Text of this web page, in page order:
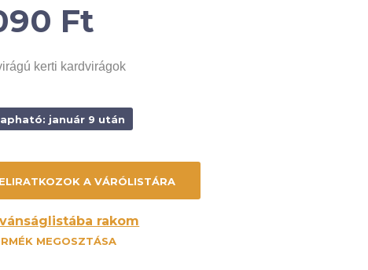
Ft
kerti kardvirágok
január 9 után
rakom
MEGOSZTÁSA